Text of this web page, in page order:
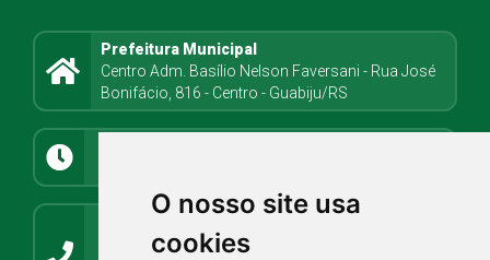
O nosso site usa
cookies
Prefeitura Municipal
Centro Adm. Basílio Nelson Faversani - Rua José
Bonifácio, 816 - Centro - Guabiju/RS
(54) 3272-1266 / (54) 3272-1001